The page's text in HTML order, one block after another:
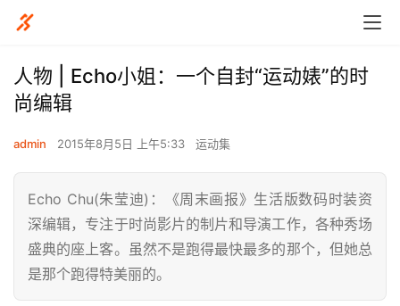
人物 | Echo小姐：一个自封“运动婊”的时
尚编辑
admin 2015年8月5日 上午5:33 运动集
Echo Chu(朱莹迪)：《周末画报》生活版数码时装资
深编辑，专注于时尚影片的制片和导演工作，各种秀场
盛典的座上客。虽然不是跑得最快最多的那个，但她总
是那个跑得特美丽的。